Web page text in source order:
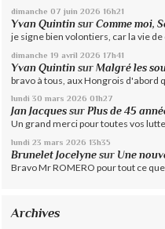
dimanche 07 juin 2026 16h21
Yvan Quintin surComme moi,
je signe bien volontiers, car la vie
dimanche 19 avril 2026 17h41
Yvan Quintin surMalgré les
bravo à tous, aux Hongrois d'abord
lundi 30 mars 2026 01h27
Jan Jacques surPlus de 45
Un grand merci pour toutes vos
lundi 23 mars 2026 13h35
Brunelet Jocelyne sur Une
Bravo Mr ROMERO pour tout ce
Archives